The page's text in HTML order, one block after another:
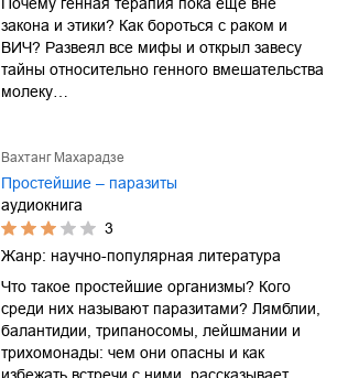
закона и этики? Как бороться с раком и
ВИЧ? Развеял все мифы и открыл завесу
тайны относительно генного вмешательства
молеку…
Вахтанг Махарадзе
Простейшие – паразиты
аудиокнига
3
Жанр: научно-популярная литература
Что такое простейшие организмы? Кого
среди них называют паразитами? Лямблии,
балантидии, трипаносомы, лейшмании и
трихомонады: чем они опасны и как
избежать встречи с ними, рассказывает